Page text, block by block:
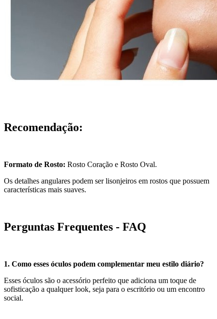
Recomendação:
Formato de Rosto: Rosto Coração e Rosto Oval.
Os detalhes angulares podem ser lisonjeiros em rostos que possuem
características mais suaves.
Perguntas Frequentes - FAQ
1. Como esses óculos podem complementar meu estilo diário?
Esses óculos são o acessório perfeito que adiciona um toque de
sofisticação a qualquer look, seja para o escritório ou um encontro
social.